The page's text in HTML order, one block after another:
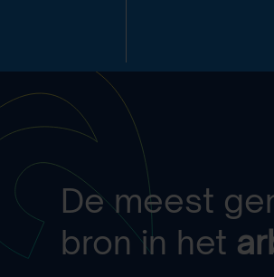
De meest
bron in het